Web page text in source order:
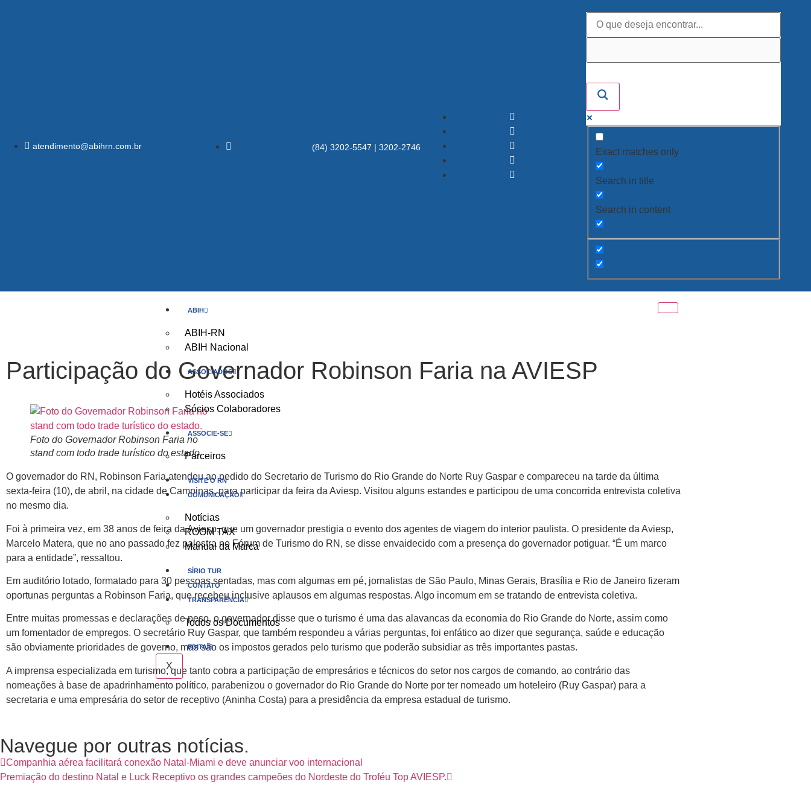
atendimento@abihrn.com.br (84) 3202-5547 | 3202-2746 Exact matches only
Search in title
Search in content
ABIH
ABIH-RN
ABIH Nacional
ASSOCIADOS
Hotéis Associados
Sócios Colaboradores
ASSOCIE-SE
Parceiros
VISITE O RN
COMUNICAÇÃO
Notícias
ROOM TAX
Manual da Marca
SÍRIO TUR
CONTATO
TRANSPARÊNCIA
Todos os Documentos
EDITAIS
X
Participação do Governador Robinson Faria na AVIESP
Foto do Governador Robinson Faria no
stand com todo trade turístico do estado.
O governador do RN, Robinson Faria atendeu ao pedido do Secretario de Turismo do Rio Grande do Norte Ruy Gaspar e compareceu na tarde da última
sexta-feira (10), de abril, na cidade de Campinas, para participar da feira da Aviesp. Visitou alguns estandes e participou de uma concorrida entrevista coletiva
no mesmo dia.
Foi à primeira vez, em 38 anos de feira da Aviesp, que um governador prestigia o evento dos agentes de viagem do interior paulista. O presidente da Aviesp,
Marcelo Matera, que no ano passado fez palestra no Fórum de Turismo do RN, se disse envaidecido com a presença do governador potiguar. “É um marco
para a entidade”, ressaltou.
Em auditório lotado, formatado para 30 pessoas sentadas, mas com algumas em pé, jornalistas de São Paulo, Minas Gerais, Brasília e Rio de Janeiro fizeram
oportunas perguntas a Robinson Faria, que recebeu inclusive aplausos em algumas respostas. Algo incomum em se tratando de entrevista coletiva.
Entre muitas promessas e declarações de peso, o governador disse que o turismo é uma das alavancas da economia do Rio Grande do Norte, assim como
um fomentador de empregos. O secretário Ruy Gaspar, que também respondeu a várias perguntas, foi enfático ao dizer que segurança, saúde e educação
são obviamente prioridades de governo, mas são os impostos gerados pelo turismo que poderão subsidiar as três importantes pastas.
A imprensa especializada em turismo, que tanto cobra a participação de empresários e técnicos do setor nos cargos de comando, ao contrário das
nomeações à base de apadrinhamento político, parabenizou o governador do Rio Grande do Norte por ter nomeado um hoteleiro (Ruy Gaspar) para a
secretaria e uma empresária do setor de receptivo (Aninha Costa) para a presidência da empresa estadual de turismo.
Navegue por outras notícias.
Companhia aérea facilitará conexão Natal-Miami e deve anunciar voo internacional
Premiação do destino Natal e Luck Receptivo os grandes campeões do Nordeste do Troféu Top AVIESP.